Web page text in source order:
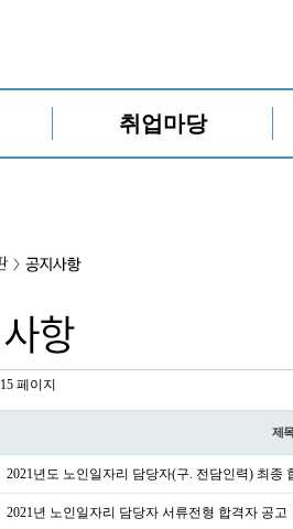
취업마당
15 페이지
제목
2021년도 노인일자리 담당자(구. 전담인력) 최종
2021년 노인일자리 담당자 서류전형 합격자 공고